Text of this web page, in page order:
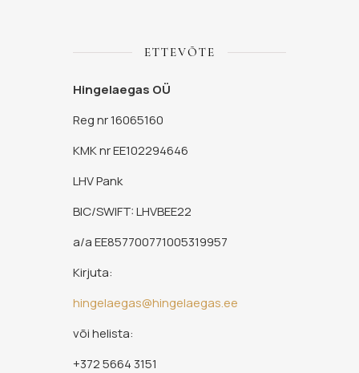
ETTEVÕTE
Hingelaegas OÜ
Reg nr 16065160
KMK nr EE102294646
LHV Pank
BIC/SWIFT: LHVBEE22
a/a EE857700771005319957
Kirjuta:
hingelaegas@hingelaegas.ee
või helista:
+372 5664 3151